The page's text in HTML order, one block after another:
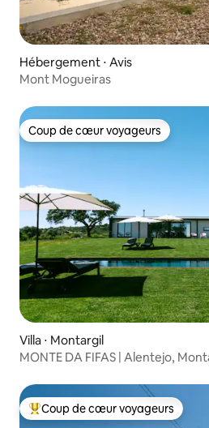
Hébergement ⋅ Avis
Mont Mogueiras
Coup de cœur voyageurs
Coup de cœur voyageurs
Villa ⋅ Montargil
MONTE DA FIFAS | Alentejo,
Coups de cœur voyageurs les plus
Coup de cœur voyageurs